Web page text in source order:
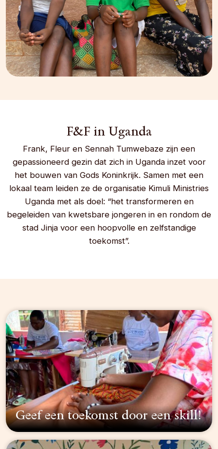
F&F in Uganda
Frank, Fleur en Sennah Tumwebaze zijn een
gepassioneerd gezin dat zich in Uganda inzet voor
het bouwen van Gods Koninkrijk. Samen met een
lokaal team leiden ze de organisatie Kimuli Ministries
Uganda met als doel: “het transformeren en
begeleiden van kwetsbare jongeren in en rondom de
stad Jinja voor een hoopvolle en zelfstandige
toekomst”.
Geef een toekomst door een skill!